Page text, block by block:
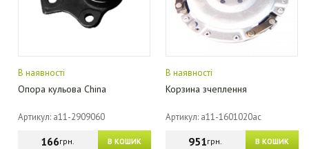
В наявності
Опора кульова China
Артикул: a11-2909060
В КОШИК
166грн.
В наявності
Корзина зчеплення
Артикул: a11-1601020ac
В КОШИК
951грн.